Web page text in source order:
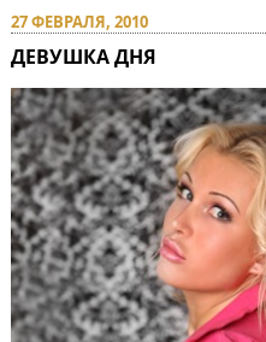
27 ФЕВРАЛЯ, 2010
ДЕВУШКА ДНЯ